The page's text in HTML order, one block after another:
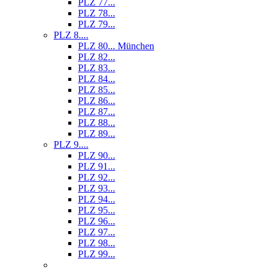
PLZ 77...
PLZ 78...
PLZ 79...
PLZ 8....
PLZ 80... München
PLZ 82...
PLZ 83...
PLZ 84...
PLZ 85...
PLZ 86...
PLZ 87...
PLZ 88...
PLZ 89...
PLZ 9....
PLZ 90...
PLZ 91...
PLZ 92...
PLZ 93...
PLZ 94...
PLZ 95...
PLZ 96...
PLZ 97...
PLZ 98...
PLZ 99...